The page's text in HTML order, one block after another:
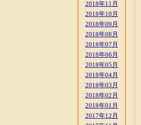
2018年11月
2018年10月
2018年09月
2018年08月
2018年07月
2018年06月
2018年05月
2018年04月
2018年03月
2018年02月
2018年01月
2017年12月